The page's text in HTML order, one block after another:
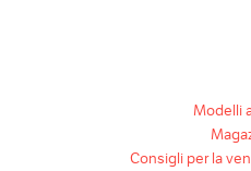
Modelli
Consigli per la